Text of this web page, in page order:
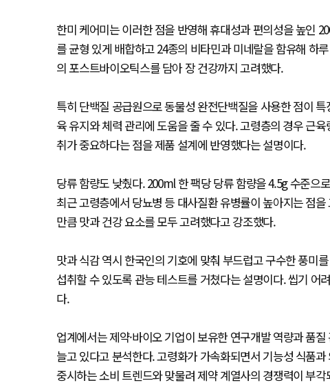
한미 케어미는 이러한 점을 반영해 휴대성과 편의성을 높인
를 균형 있게 배합하고 24종의 비타민과 미네랄을 함유해 하
의 포스트바이오틱스를 담아 장 건강까지 고려했다.
특히 단백질 공급원으로 동물성 완전단백질을 사용한 점이
육 유지와 체력 관리에 도움을 줄 수 있다. 고령층의 경우 근
취가 중요하다는 점을 제품 설계에 반영했다는 설명이다.
당류 함량도 낮췄다. 200ml 한 팩당 당류 함량을 4.5g 수준으
최근 고령층에서 당뇨병 등 대사질환 유병률이 높아지는 점
만큼 맛과 건강 요소를 모두 고려했다고 강조했다.
맛과 식감 역시 한국인의 기호에 맞춰 부드럽고 구수한 풍미
섭취할 수 있도록 관능 테스트를 거쳤다는 설명이다. 씹기
다.
업계에서는 제약·바이오 기업이 보유한 연구개발 역량과 품
늘고 있다고 분석한다. 고령화가 가속화되면서 기능성 식품
중시하는 소비 트렌드와 맞물려 제약 계열사의 경쟁력이 부